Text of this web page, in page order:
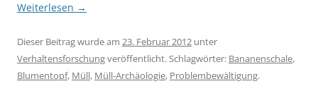
Weiterlesen →
Dieser Beitrag wurde am 23. Februar 2012 unter
Verhaltensforschungveröffentlicht. Schlagwörter: Bananenschale,
Blumentopf, Müll, Müll-Archäologie, Problembewältigung.